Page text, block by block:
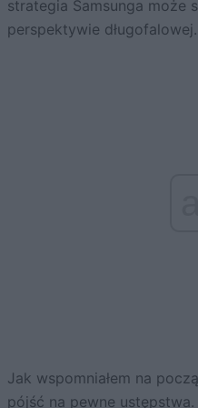
strategia Samsunga może
perspektywie długofalowej.
Jak wspomniałem na
pójść na pewne